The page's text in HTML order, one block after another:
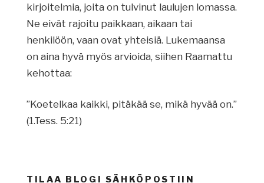
kirjoitelmia, joita on tulvinut laulujen lomassa.
Ne eivät rajoitu paikkaan, aikaan tai
henkilöön, vaan ovat yhteisiä. Lukemaansa
on aina hyvä myös arvioida, siihen Raamattu
kehottaa:
”Koetelkaa kaikki, pitäkää se, mikä hyvää on.”
(1.Tess. 5:21)
TILAA BLOGI SÄHKÖPOSTIIN